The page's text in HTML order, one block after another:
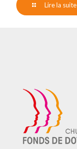
Lire la suite